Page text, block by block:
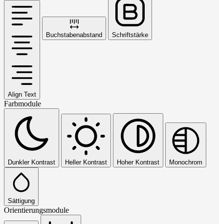
Align Text
Buchstabenabstand Schriftstärke
Farbmodule
Dunkler Kontrast Heller Kontrast Hoher Kontrast Monochrom
Sättigung
Orientierungsmodule